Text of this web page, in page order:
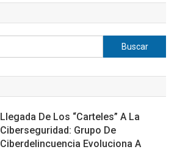
Buscar:
Llegada De Los “carteles” A La
Ciberseguridad: Grupo De
Ciberdelincuencia Evoluciona A